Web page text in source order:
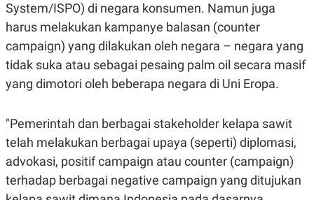
A
K
N
E
P
A
E
A
V
R
S
N
G
G
M
System/ISPO) di negara konsumen. Namun juga
harus melakukan kampanye balasan (counter
campaign) yang dilakukan oleh negara – negara yang
tidak suka atau sebagai pesaing palm oil secara masif
yang dimotori oleh beberapa negara di Uni Eropa.
"Pemerintah dan berbagai stakeholder kelapa sawit
telah melakukan berbagai upaya (seperti) diplomasi,
advokasi, positif campaign atau counter (campaign)
terhadap berbagai negative campaign yang ditujukan